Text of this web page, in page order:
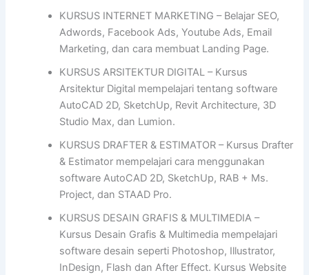
KURSUS INTERNET MARKETING – Belajar SEO,
Adwords, Facebook Ads, Youtube Ads, Email
Marketing, dan cara membuat Landing Page.
KURSUS ARSITEKTUR DIGITAL – Kursus
Arsitektur Digital mempelajari tentang software
AutoCAD 2D, SketchUp, Revit Architecture, 3D
Studio Max, dan Lumion.
KURSUS DRAFTER & ESTIMATOR – Kursus Drafter
& Estimator mempelajari cara menggunakan
software AutoCAD 2D, SketchUp, RAB + Ms.
Project, dan STAAD Pro.
KURSUS DESAIN GRAFIS & MULTIMEDIA –
Kursus Desain Grafis & Multimedia mempelajari
software desain seperti Photoshop, Illustrator,
InDesign, Flash dan After Effect. Kursus Website